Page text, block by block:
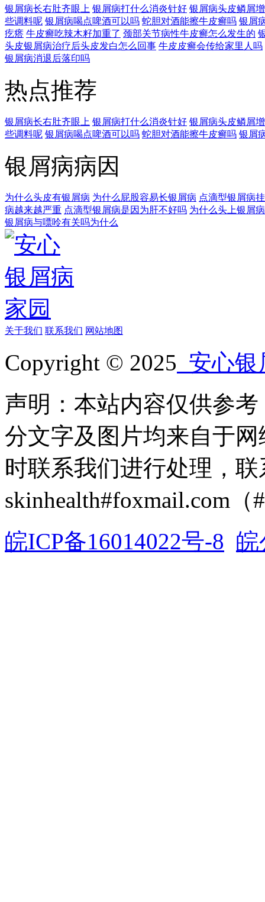
银屑病长右肚齐眼上 银屑病打什么消炎针好 银屑病头皮鳞屑
些调料呢 银屑病喝点啤酒可以吗 蛇胆对酒能擦牛皮癣吗 银屑
疙瘩 牛皮癣吃辣木籽加重了 颈部关节病性牛皮癣怎么发生的
头皮银屑病治疗后头皮发白怎么回事 牛皮皮癣会传给家里人吗
银屑病消退后落印吗
热点推荐
银屑病长右肚齐眼上 银屑病打什么消炎针好 银屑病头皮鳞屑
些调料呢 银屑病喝点啤酒可以吗 蛇胆对酒能擦牛皮癣吗 银屑
银屑病病因
为什么头皮有银屑病 为什么屁股容易长银屑病 点滴型银屑病
病越来越严重 点滴型银屑病是因为肝不好吗 为什么头上银屑
银屑病与嘌呤有关吗为什么
关于我们 联系我们 网站地图
Copyright © 2025 安心银
声明：本站内容仅供参
分文字及图片均来自于
时联系我们进行处理，
skinhealth#foxmail.com（
皖ICP备16014022号-8 皖